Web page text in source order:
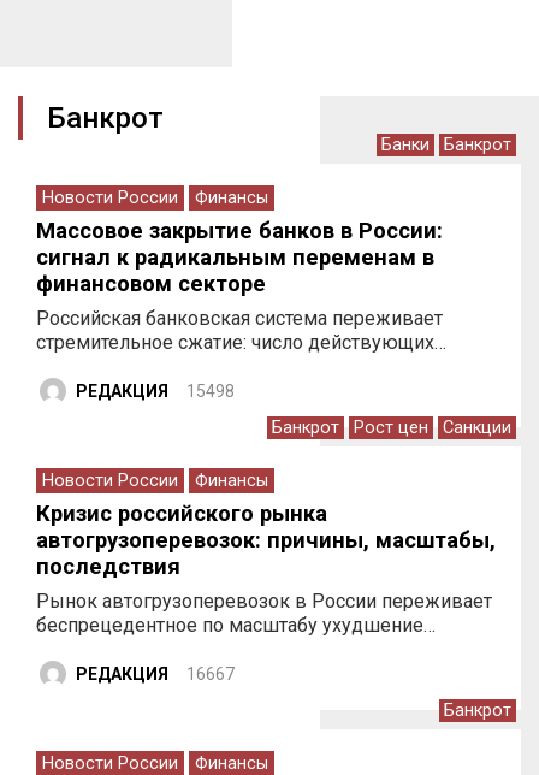
Банкрот
Банки Банкрот
Новости России Финансы
Массовое закрытие банков в России:
сигнал к радикальным переменам в
финансовом секторе
Российская банковская система переживает
стремительное сжатие: число действующих…
РЕДАКЦИЯ 15498
Банкрот Рост цен Санкции
Новости России Финансы
Кризис российского рынка
автогрузоперевозок: причины, масштабы,
последствия
Рынок автогрузоперевозок в России переживает
беспрецедентное по масштабу ухудшение…
РЕДАКЦИЯ 16667
Банкрот
Новости России Финансы